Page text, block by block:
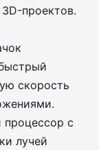
проектов.
скорость
процессор с
лучей